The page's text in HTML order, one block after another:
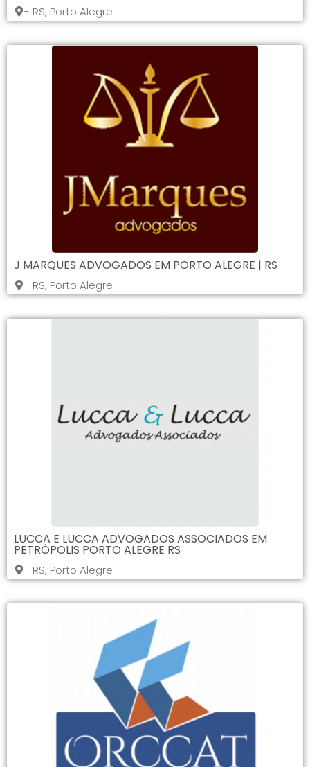
- RS, Porto Alegre
J MARQUES ADVOGADOS EM PORTO ALEGRE | RS
- RS, Porto Alegre
LUCCA E LUCCA ADVOGADOS ASSOCIADOS EM
PETRÓPOLIS PORTO ALEGRE RS
- RS, Porto Alegre